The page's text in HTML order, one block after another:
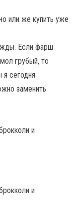
или же купить уже
Если фарш
грубый, то
сегодня
заменить